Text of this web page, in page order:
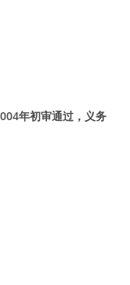
年初审通过，义务